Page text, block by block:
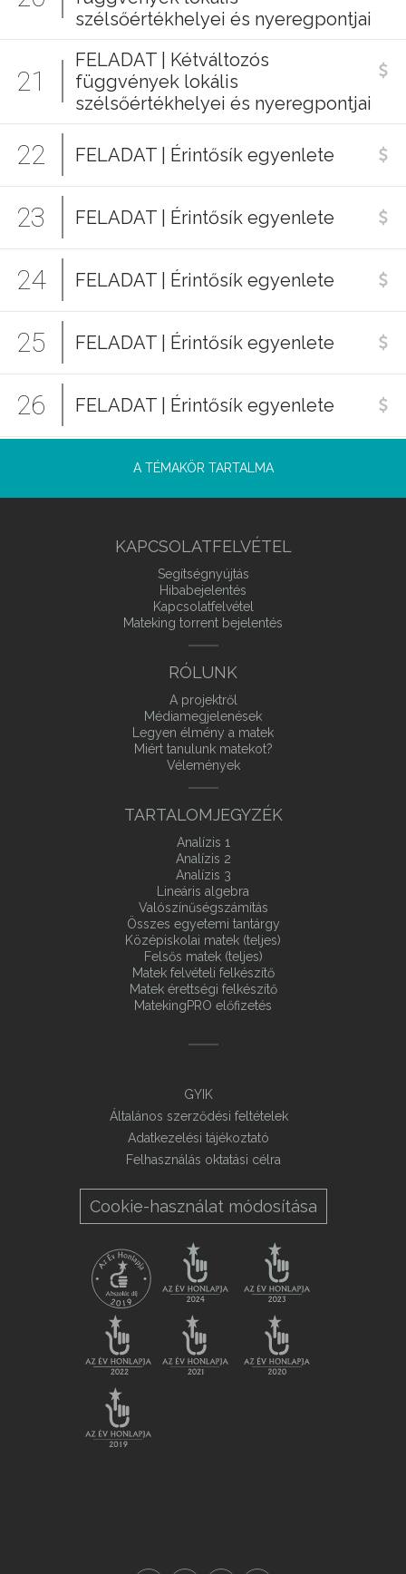
szélsőértékhelyei és nyeregpontjai
21
FELADAT | Kétváltozós
függvények lokális
szélsőértékhelyei és nyeregpontjai
22 FELADAT | Érintősík egyenlete
23 FELADAT | Érintősík egyenlete
24 FELADAT | Érintősík egyenlete
25 FELADAT | Érintősík egyenlete
26 FELADAT | Érintősík egyenlete
A TÉMAKÖR TARTALMA
KAPCSOLATFELVÉTEL
Segítségnyújtás
Hibabejelentés
Kapcsolatfelvétel
Mateking torrent bejelentés
RÓLUNK
A projektről
Médiamegjelenések
Legyen élmény a matek
Miért tanulunk matekot?
Vélemények
TARTALOMJEGYZÉK
Analízis 1
Analízis 2
Analízis 3
Lineáris algebra
Valószínűségszámítás
Összes egyetemi tantárgy
Középiskolai matek (teljes)
Felsős matek (teljes)
Matek felvételi felkészítő
Matek érettségi felkészítő
MatekingPRO előfizetés
GYIK
Általános szerződési feltételek
Adatkezelési tájékoztató
Felhasználás oktatási célra
Cookie-használat módosítása